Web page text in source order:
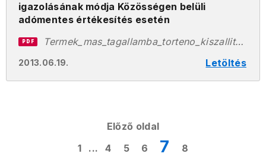
igazolásának módja Közösségen belüli
adómentes értékesítés esetén
2013.06.19. Letöltés
PDF Termek_mas_tagallamba_torteno_kiszallitasa_igazolasanak_modja_2013.06.19.pdf
Előző oldal
1
... 4 5 6 7 8